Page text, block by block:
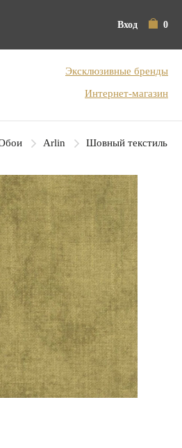
Вход 0
Эксклюзивные бренды
Интернет-магазин
Arlin Шовный текстиль